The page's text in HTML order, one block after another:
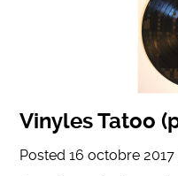
Vinyles Tatoo
Posted16 octobre 2017